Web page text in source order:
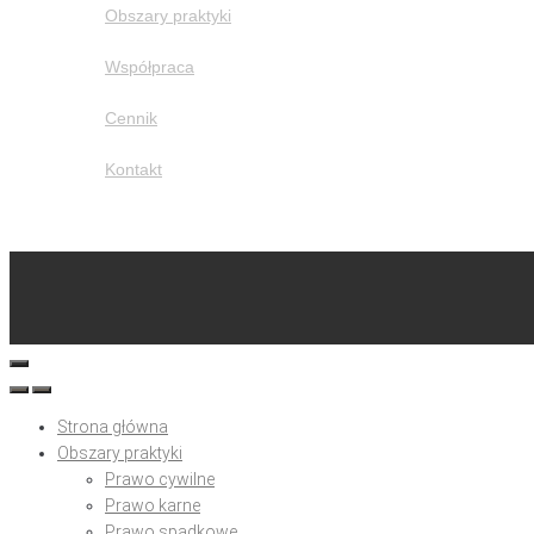
Obszary praktyki
Współpraca
Cennik
Kontakt
Strona główna
Obszary praktyki
Prawo cywilne
Prawo karne